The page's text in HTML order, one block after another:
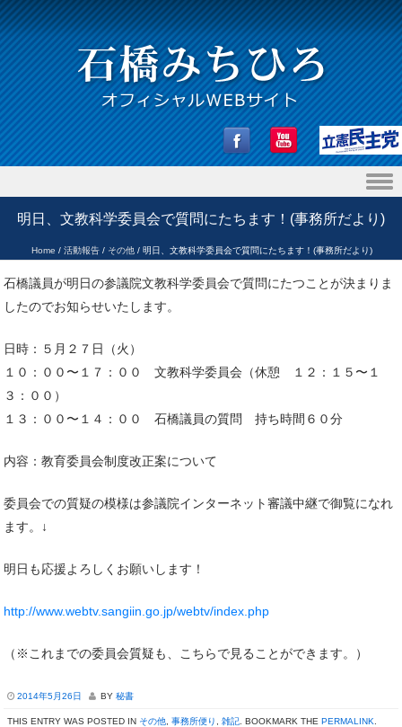
Skip to content
明日、文教科学委員会で質問にたちます！(事務所だより)
Home / 活動報告/ その他/ 明日、文教科学委員会で質問にたちます！(事務所だより)
石橋議員が明日の参議院文教科学委員会で質問にたつことが決まりま
したのでお知らせいたします。
日時：５月２７日（火）
１０：００〜１７：００ 文教科学委員会（休憩 １２：１５〜１
３：００）
１３：００〜１４：００ 石橋議員の質問 持ち時間６０分
内容：教育委員会制度改正案について
委員会での質疑の模様は参議院インターネット審議中継で御覧になれ
ます。↓
明日も応援よろしくお願いします！
http://www.webtv.sangiin.go.jp/webtv/index.php
（※これまでの委員会質疑も、こちらで見ることができます。）
2014年5月26日 BY 秘書
THIS ENTRY WAS POSTED IN その他 事務所便り 雑記 . BOOKMARK THE PERMALINK